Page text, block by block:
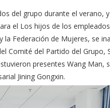
del grupo durante el verano,
el Los hijos de los
Federación de Mujeres, se
Comité del Partido del Grupo,
presentes Wang
Jining Gongxin.